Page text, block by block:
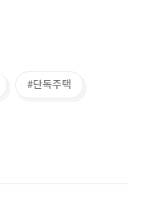
#단독주택